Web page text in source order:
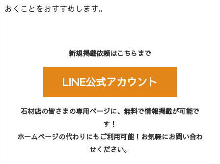
おくことをおすすめします。
新規掲載依頼はこちらまで
LINE公式アカウント
石材店の皆さまの専用ページに、無料で情報掲載が可能で
す！
ホームページの代わりにもご利用可能！お気軽にお問い合わ
せください。